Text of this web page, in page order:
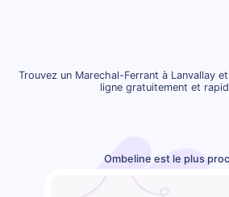
Trouvez un Marechal-Ferrant à Lanvallay
ligne gratuitement et
Ombeline est le plus